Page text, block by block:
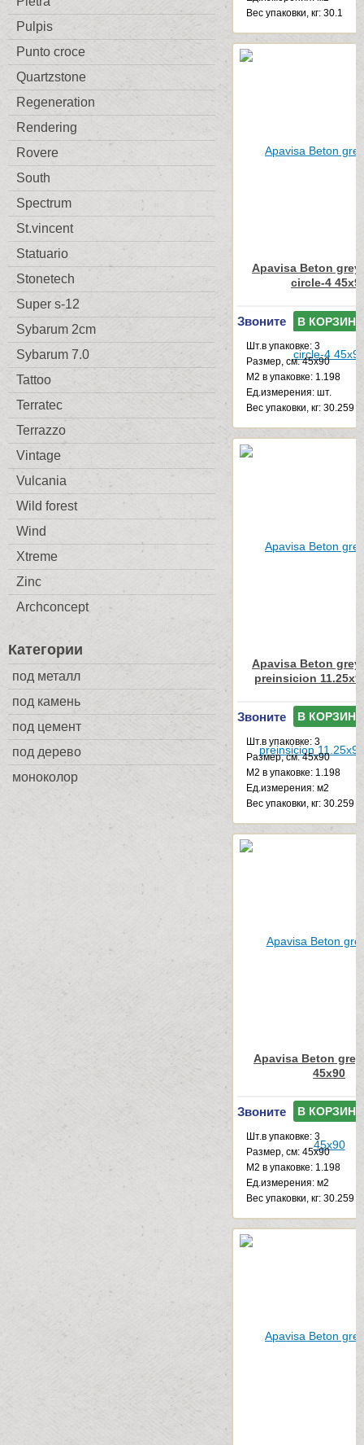
Pulpis
Punto croce
Quartzstone
Regeneration
Rendering
Rovere
South
Spectrum
St.vincent
Statuario
Stonetech
Super s-12
Sybarum 2cm
Sybarum 7.0
Tattoo
Terratec
Terrazzo
Vintage
Vulcania
Wild forest
Wind
Xtreme
Zinc
Archconcept
Категории
под металл
под камень
под цемент
под дерево
моноколор
Веc упаковки, кг: 30.1
Apavisa Beton
circle-4
Звоните В КОРЗИНУ
Шт.в упаковке: 3
Размер, см: 45x90
М2 в упаковке: 1.198
Ед.измерения: шт.
Веc упаковки, кг: 30.259
Apavisa Beton
preinsicion
Звоните В КОРЗИНУ
Шт.в упаковке: 3
Размер, см: 45x90
М2 в упаковке: 1.198
Ед.измерения: м2
Веc упаковки, кг: 30.259
Apavisa Beton
45x90
Звоните В КОРЗИНУ
Шт.в упаковке: 3
Размер, см: 45x90
М2 в упаковке: 1.198
Ед.измерения: м2
Веc упаковки, кг: 30.259